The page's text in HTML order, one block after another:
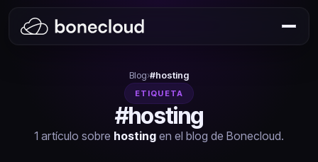
Blog›#hosting
ETIQUETA
#hosting
1 artículo sobre hosting en el blog de Bonecloud.